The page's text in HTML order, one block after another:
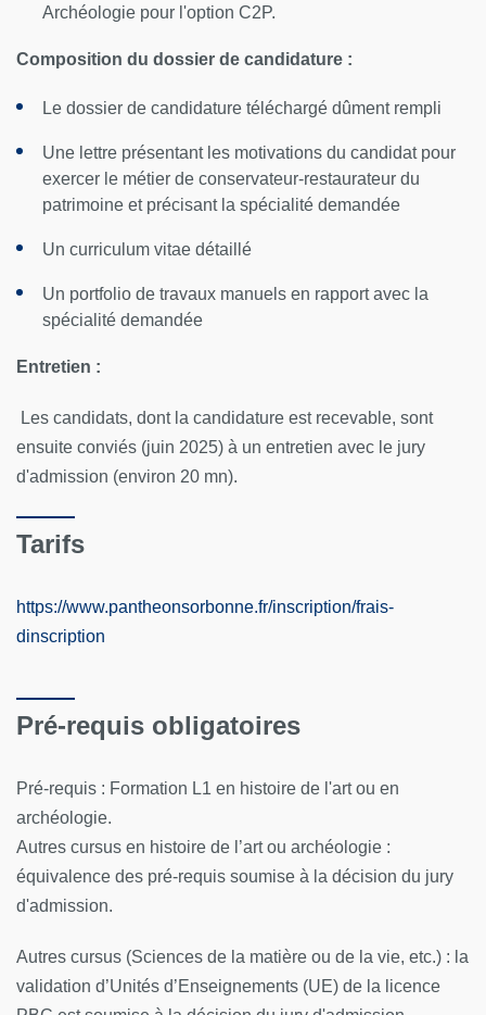
Archéologie pour l'option C2P.
Composition du dossier de candidature :
Le dossier de candidature téléchargé dûment rempli
Une lettre présentant les motivations du candidat pour
exercer le métier de conservateur-restaurateur du
patrimoine et précisant la spécialité demandée
Un curriculum vitae détaillé
Un portfolio de travaux manuels en rapport avec la
spécialité demandée
Entretien :
Les candidats, dont la candidature est recevable, sont
ensuite conviés (juin 2025) à un entretien avec le jury
d'admission (environ 20 mn).
Tarifs
https://www.pantheonsorbonne.fr/inscription/frais-
dinscription
Pré-requis obligatoires
Pré-requis : Formation L1 en histoire de l'art ou en
archéologie.
Autres cursus en histoire de l’art ou archéologie :
équivalence des pré-requis soumise à la décision du jury
d'admission.
Autres cursus (Sciences de la matière ou de la vie, etc.) : la
validation d’Unités d’Enseignements (UE) de la licence